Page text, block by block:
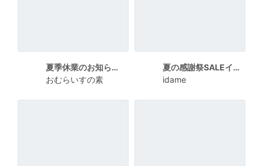
夏季休業のお知らせ_横
おむらいすの素
夏の感謝祭SALEイラストポスター
idame